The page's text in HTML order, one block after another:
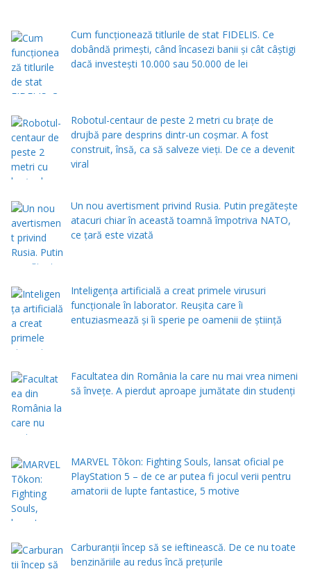
Cum funcționează titlurile de stat FIDELIS. Ce
dobândă primești, când încasezi banii şi cât câștigi
dacă investești 10.000 sau 50.000 de lei
Robotul-centaur de peste 2 metri cu brațe de
drujbă pare desprins dintr-un coșmar. A fost
construit, însă, ca să salveze vieți. De ce a devenit
viral
Un nou avertisment privind Rusia. Putin pregăteşte
atacuri chiar în această toamnă împotriva NATO,
ce țară este vizată
Inteligența artificială a creat primele virusuri
funcționale în laborator. Reușita care îi
entuziasmează și îi sperie pe oamenii de știință
Facultatea din România la care nu mai vrea nimeni
să înveţe. A pierdut aproape jumătate din studenţi
MARVEL Tōkon: Fighting Souls, lansat oficial pe
PlayStation 5 – de ce ar putea fi jocul verii pentru
amatorii de lupte fantastice, 5 motive
Carburanții încep să se ieftinească. De ce nu toate
benzinăriile au redus încă prețurile